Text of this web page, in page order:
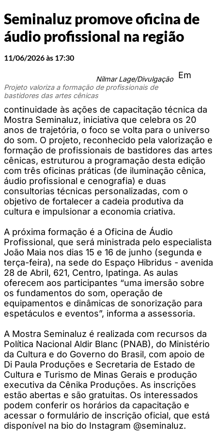
Seminaluz promove oficina de
áudio profissional na região
11/06/2026 às 17:30
Nilmar Lage/Divulgação
Projeto valoriza a formação de profissionais de
bastidores das artes cênicas
Em
continuidade às ações de capacitação técnica da
Mostra Seminaluz, iniciativa que celebra os 20
anos de trajetória, o foco se volta para o universo
do som. O projeto, reconhecido pela valorização e
formação de profissionais de bastidores das artes
cênicas, estruturou a programação desta edição
com três oficinas práticas (de iluminação cênica,
áudio profissional e cenografia) e duas
consultorias técnicas personalizadas, com o
objetivo de fortalecer a cadeia produtiva da
cultura e impulsionar a economia criativa.
A próxima formação é a Oficina de Áudio
Profissional, que será ministrada pelo especialista
João Maia nos dias 15 e 16 de junho (segunda e
terça-feira), na sede do Espaço Hibridus - avenida
28 de Abril, 621, Centro, Ipatinga. As aulas
oferecem aos participantes “uma imersão sobre
os fundamentos do som, operação de
equipamentos e dinâmicas de sonorização para
espetáculos e eventos”, informa a assessoria.
A Mostra Seminaluz é realizada com recursos da
Política Nacional Aldir Blanc (PNAB), do Ministério
da Cultura e do Governo do Brasil, com apoio de
Di Paula Produções e Secretaria de Estado de
Cultura e Turismo de Minas Gerais e produção
executiva da Cênika Produções. As inscrições
estão abertas e são gratuitas. Os interessados
podem conferir os horários da capacitação e
acessar o formulário de inscrição oficial, que está
disponível na bio do Instagram @seminaluz.